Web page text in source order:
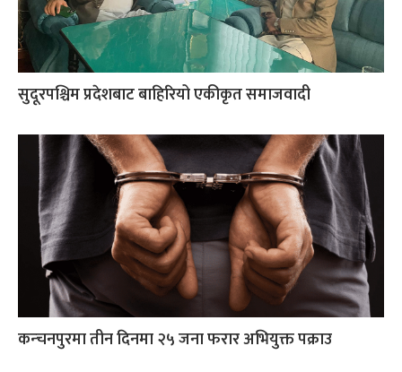
सुदूरपश्चिम प्रदेशबाट बाहिरियो एकीकृत समाजवादी
कन्‍चनपुरमा तीन दिनमा २५ जना फरार अभियुक्त पक्राउ